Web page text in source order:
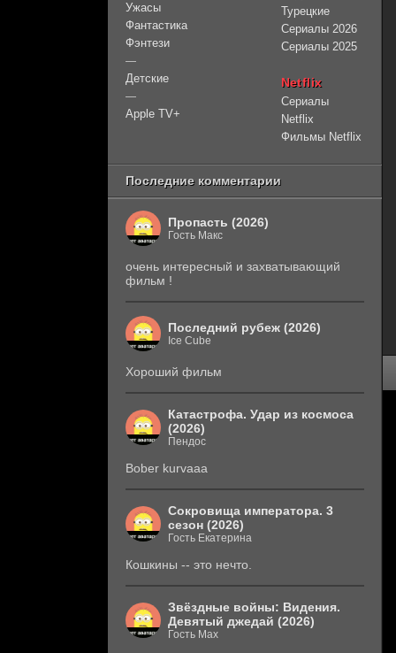
Ужасы
Фантастика
Фэнтези
—
Детские
—
Apple TV+
Турецкие
Сериалы 2026
Сериалы 2025
Netflix
Сериалы
Netflix
Фильмы Netflix
Последние комментарии
Пропасть (2026)
Гость Макс
очень интересный и захватывающий
фильм !
Последний рубеж (2026)
Ice Cube
Хороший фильм
Катастрофа. Удар из космоса
(2026)
Пендос
Bober kurvaaa
Сокровища императора. 3
сезон (2026)
Гость Екатерина
Кошкины -- это нечто.
Звёздные войны: Видения.
Девятый джедай (2026)
Гость Max